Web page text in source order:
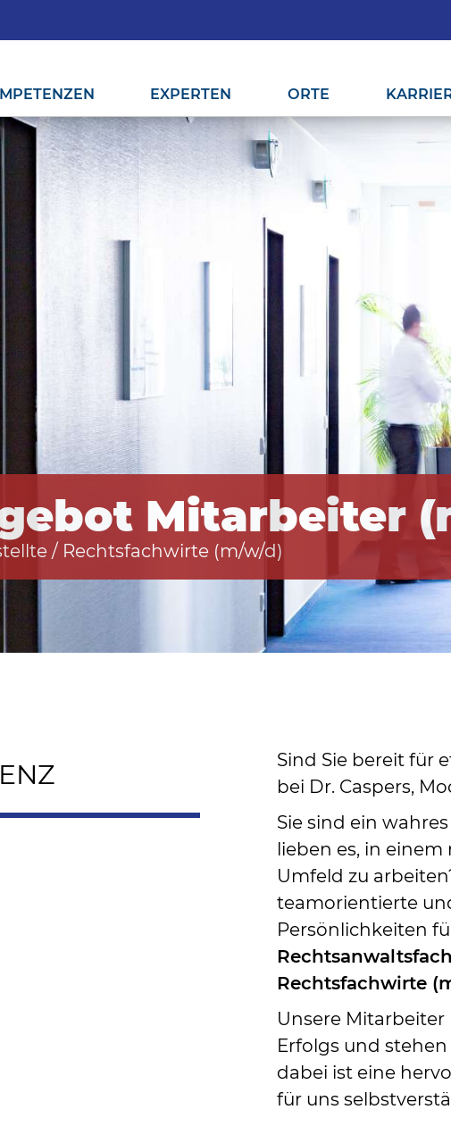
EXPERTEN ORTE
Mitarbeiter
/ Rechtsfachwirte (m/w/d)
Sind Sie bereit für
bei Dr. Caspers,
Sie sind ein
lieben es, in
Umfeld zu
teamorientierte
Persönlichkeiten
Rechtsfachwirte
Unsere Mitarbeiter
Erfolgs und
dabei ist eine
für uns